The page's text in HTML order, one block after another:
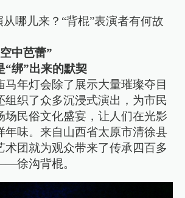
从哪儿来？“背棍”表演者有何故
中芭蕾”
“绑”出来的默契
马年灯会除了展示大量璀璨夺目
组织了众多沉浸式演出，为市民
场民俗文化盛宴，让人们在光影
年味。来自山西省太原市清徐县
术团就为观众带来了传承四百多
徐沟背棍。